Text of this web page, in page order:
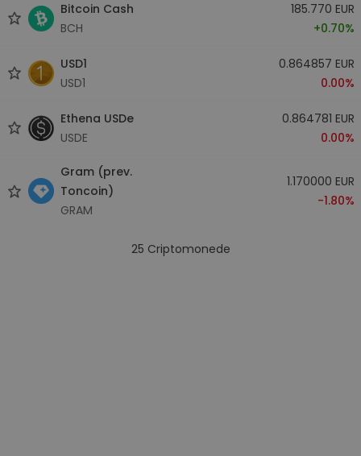
Bitcoin Cash
BCH
185.770 EUR
+0.70%
USD1
USD1
0.864857 EUR
0.00%
Ethena USDe
USDE
0.864781 EUR
0.00%
Gram (prev.
Toncoin)
GRAM
1.170000 EUR
-1.80%
25 Criptomonede